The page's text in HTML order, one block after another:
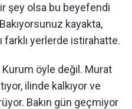
şey olsa bu beyefendi
kayakta,
farklı yerlerde istirahatte.
Kurum öyle değil. Murat
ilinde kalkıyor ve
Bakın gün geçmiyor